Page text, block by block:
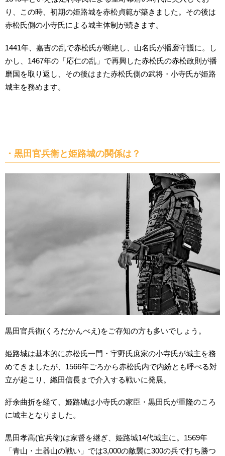
り、この時、初期の姫路城を赤松貞範が築きました。その後は
赤松氏側の小寺氏による城主体制が続きます。
1441年、嘉吉の乱で赤松氏が断絶し、山名氏が播磨守護に。し
かし、1467年の「応仁の乱」で再興した赤松氏の赤松政則が播
磨国を取り返し、その後はまた赤松氏側の武将・小寺氏が姫路
城主を務めます。
・黒田官兵衛と姫路城の関係は？
黒田官兵衛(くろだかんべえ)をご存知の方も多いでしょう。
姫路城は基本的に赤松氏一門・宇野氏庶家の小寺氏が城主を務
めてきましたが、1566年ごろから赤松氏内で内紛とも呼べる対
立が起こり、織田信長まで介入する戦いに発展。
紆余曲折を経て、姫路城は小寺氏の家臣・黒田氏が重隆のころ
に城主となりました。
黒田孝高(官兵衛)は家督を継ぎ、姫路城14代城主に。1569年
「青山・土器山の戦い」では3,000の敵襲に300の兵で打ち勝つ